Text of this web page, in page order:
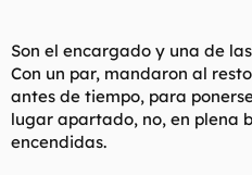
Son el encargado y una de
Con un par, mandaron al
antes de tiempo, para
lugar apartado, no, en plena
encendidas.